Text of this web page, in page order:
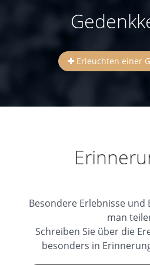
Erleuchten einer
Besondere Erlebnisse
man
Schreiben Sie über die
besonders in